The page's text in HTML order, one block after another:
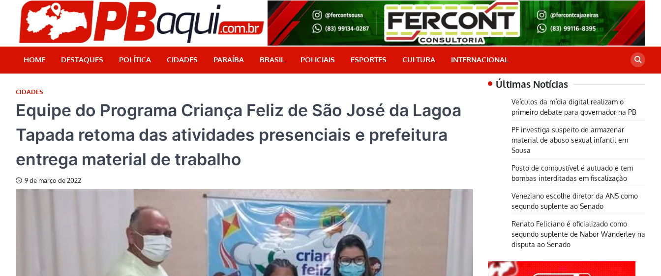
content
PB Aqui
Jornalismo com credibilidade, é aqui!
HOME DESTAQUES POLÍTICA CIDADES PARAÍBA BRASIL POLICIAIS ESPORTES CULTURA INTERNACIONAL
CIDADES
Equipe do Programa Criança Feliz de São José da Lagoa
Tapada retoma das atividades presenciais e prefeitura
entrega material de trabalho
9 de março de 2022
Últimas Notícias
Veículos da mídia digital realizam o
primeiro debate para governador na PB
PF investiga suspeito de armazenar
material de abuso sexual infantil em
Sousa
Posto de combustível é autuado e tem
bombas interditadas em fiscalização
Veneziano escolhe diretor da ANS como
segundo suplente ao Senado
Renato Feliciano é oficializado como
segundo suplente de Nabor Wanderley na
disputa ao Senado